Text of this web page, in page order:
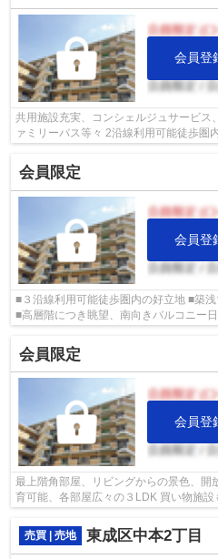
会員登
共用施設充実、コンシェルジュサービス
ァミリーバス等々 2沿線利用可能徒歩圏
につき眺望、日当たり通風良好 ■城東...
会員限定
会員登
■３沿線利用可能徒歩圏内の好立地 ■築
■高層階につき眺望、南向きバルコニー
設、買い物施設も充実 ■城東区の物件...
会員限定
会員登
最上階角部屋、リビングからの景色、開
育可能、各部屋広々の３LDK 買い物施設
報は武和グループまで！
売買 | 売地
東成区中本2丁目